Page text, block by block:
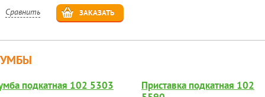
Сравнить ЗАКАЗАТЬ
подкатная 102 5303
Приставка подкатная 102